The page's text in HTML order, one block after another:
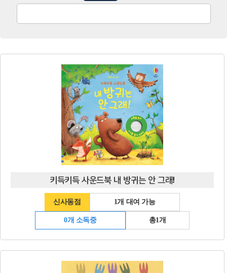
키득키득 사운드북 내 방귀는 안 그래!
신사동점 1개 대여 가능
0개 소독중 총1개